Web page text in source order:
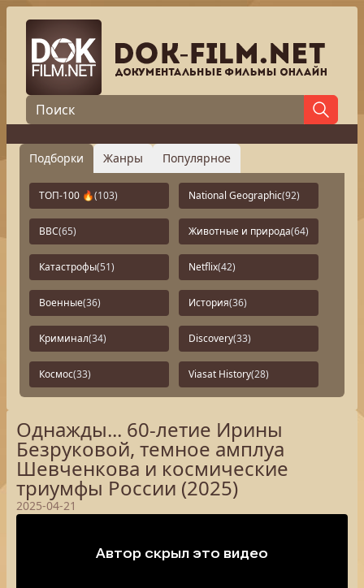
Подборки Жанры Популярное
ТОП-100 🔥(103) National Geographic(92)
BBC(65) Животные и природа(64)
Катастрофы(51) Netflix(42)
Военные(36) История(36)
Криминал(34) Discovery(33)
Космос(33) Viasat History(28)
Однажды... 60-летие Ирины
Безруковой, темное амплуа
Шевченкова и космические
триумфы России (2025)
2025-04-21